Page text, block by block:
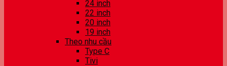
24 inch
22 inch
20 inch
19 inch
Theo nhu cầu
Type C
Tivi